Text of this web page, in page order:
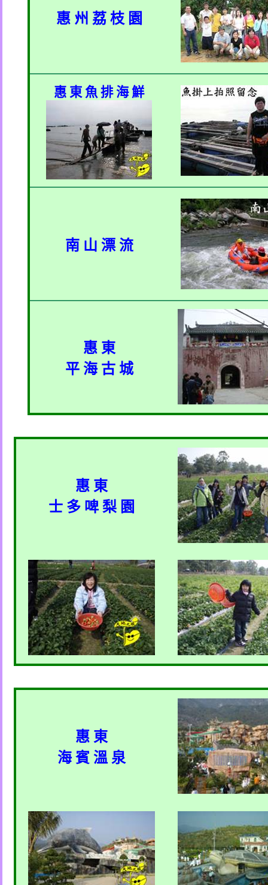
惠 州 荔 枝 園
惠 東 魚 排 海 鮮
南 山 漂 流
惠 東
平 海 古 城
惠 東
士 多 啤 梨 園
惠 東
海 賓 溫 泉